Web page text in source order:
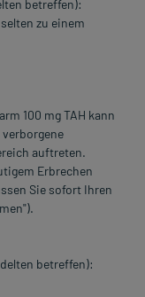
betreffen):
zu einem
100 mg TAH kann
auftreten.
Erbrechen
Sie sofort Ihren
betreffen):